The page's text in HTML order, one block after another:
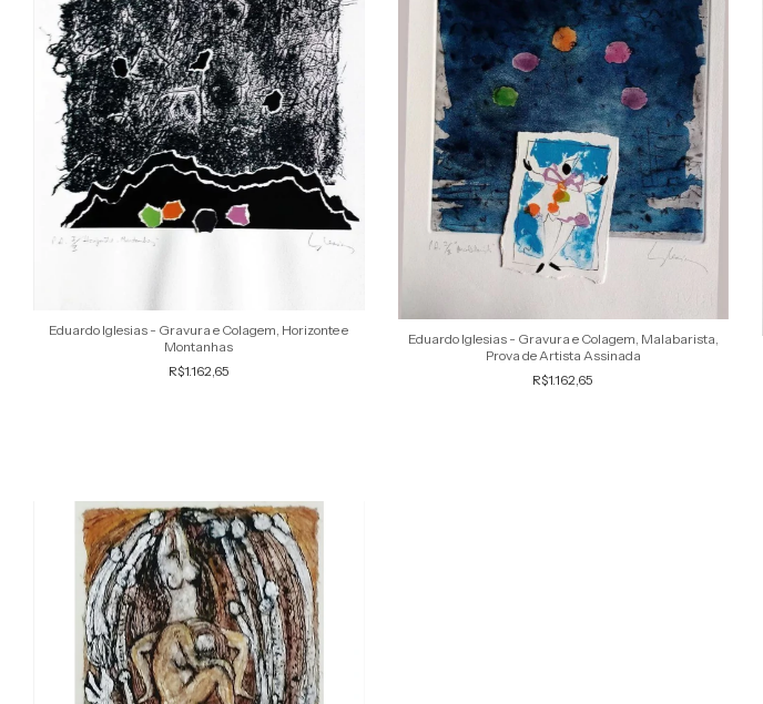
Eduardo Iglesias - Gravura e Colagem, Horizonte e
Montanhas
R$1.162,65
Eduardo Iglesias - Gravura e Colagem, Malabarista,
Prova de Artista Assinada
R$1.162,65